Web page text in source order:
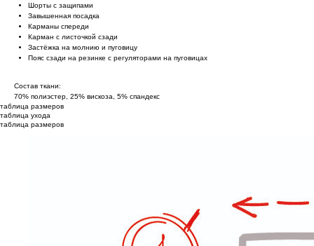
Шорты с защипами
Завышенная посадка
Карманы спереди
Карман с листочкой сзади
Застёжка на молнию и пуговицу
Пояс сзади на резинке с регуляторами на пуговицах
Состав ткани:
70% полиэстер, 25% вискоза, 5% спандекс
таблица размеров
таблица ухода
таблица размеров